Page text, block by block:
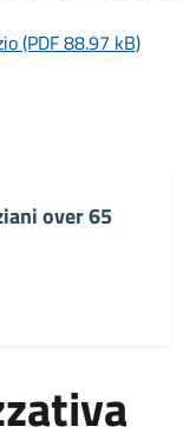
(PDF 88.97 kB)
over 65